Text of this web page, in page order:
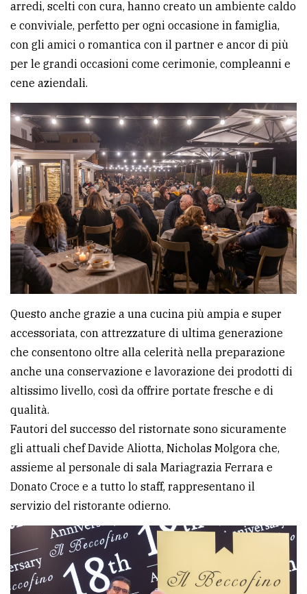
arredi, scelti con cura, hanno creato un ambiente caldo
e conviviale, perfetto per ogni occasione in famiglia,
con gli amici o romantica con il partner e ancor di più
per le grandi occasioni come cerimonie, compleanni e
cene aziendali.
Questo anche grazie a una cucina più ampia e super
accessoriata, con attrezzature di ultima generazione
che consentono oltre alla celerità nella preparazione
anche una conservazione e lavorazione dei prodotti di
altissimo livello, così da offrire portate fresche e di
qualità.
Fautori del successo del ristornate sono sicuramente
gli attuali chef Davide Aliotta, Nicholas Molgora che,
assieme al personale di sala Mariagrazia Ferrara e
Donato Croce e a tutto lo staff, rappresentano il
servizio del ristorante odierno.